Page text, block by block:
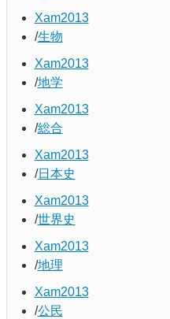
Xam2013
生物
Xam2013
地学
Xam2013
総合
Xam2013
日本史
Xam2013
世界史
Xam2013
地理
Xam2013
公民